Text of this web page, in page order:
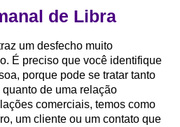
de Libra
um desfecho muito
É preciso que você identifique
porque pode se tratar tanto
de uma relação
comerciais, temos como
um cliente ou um contato que